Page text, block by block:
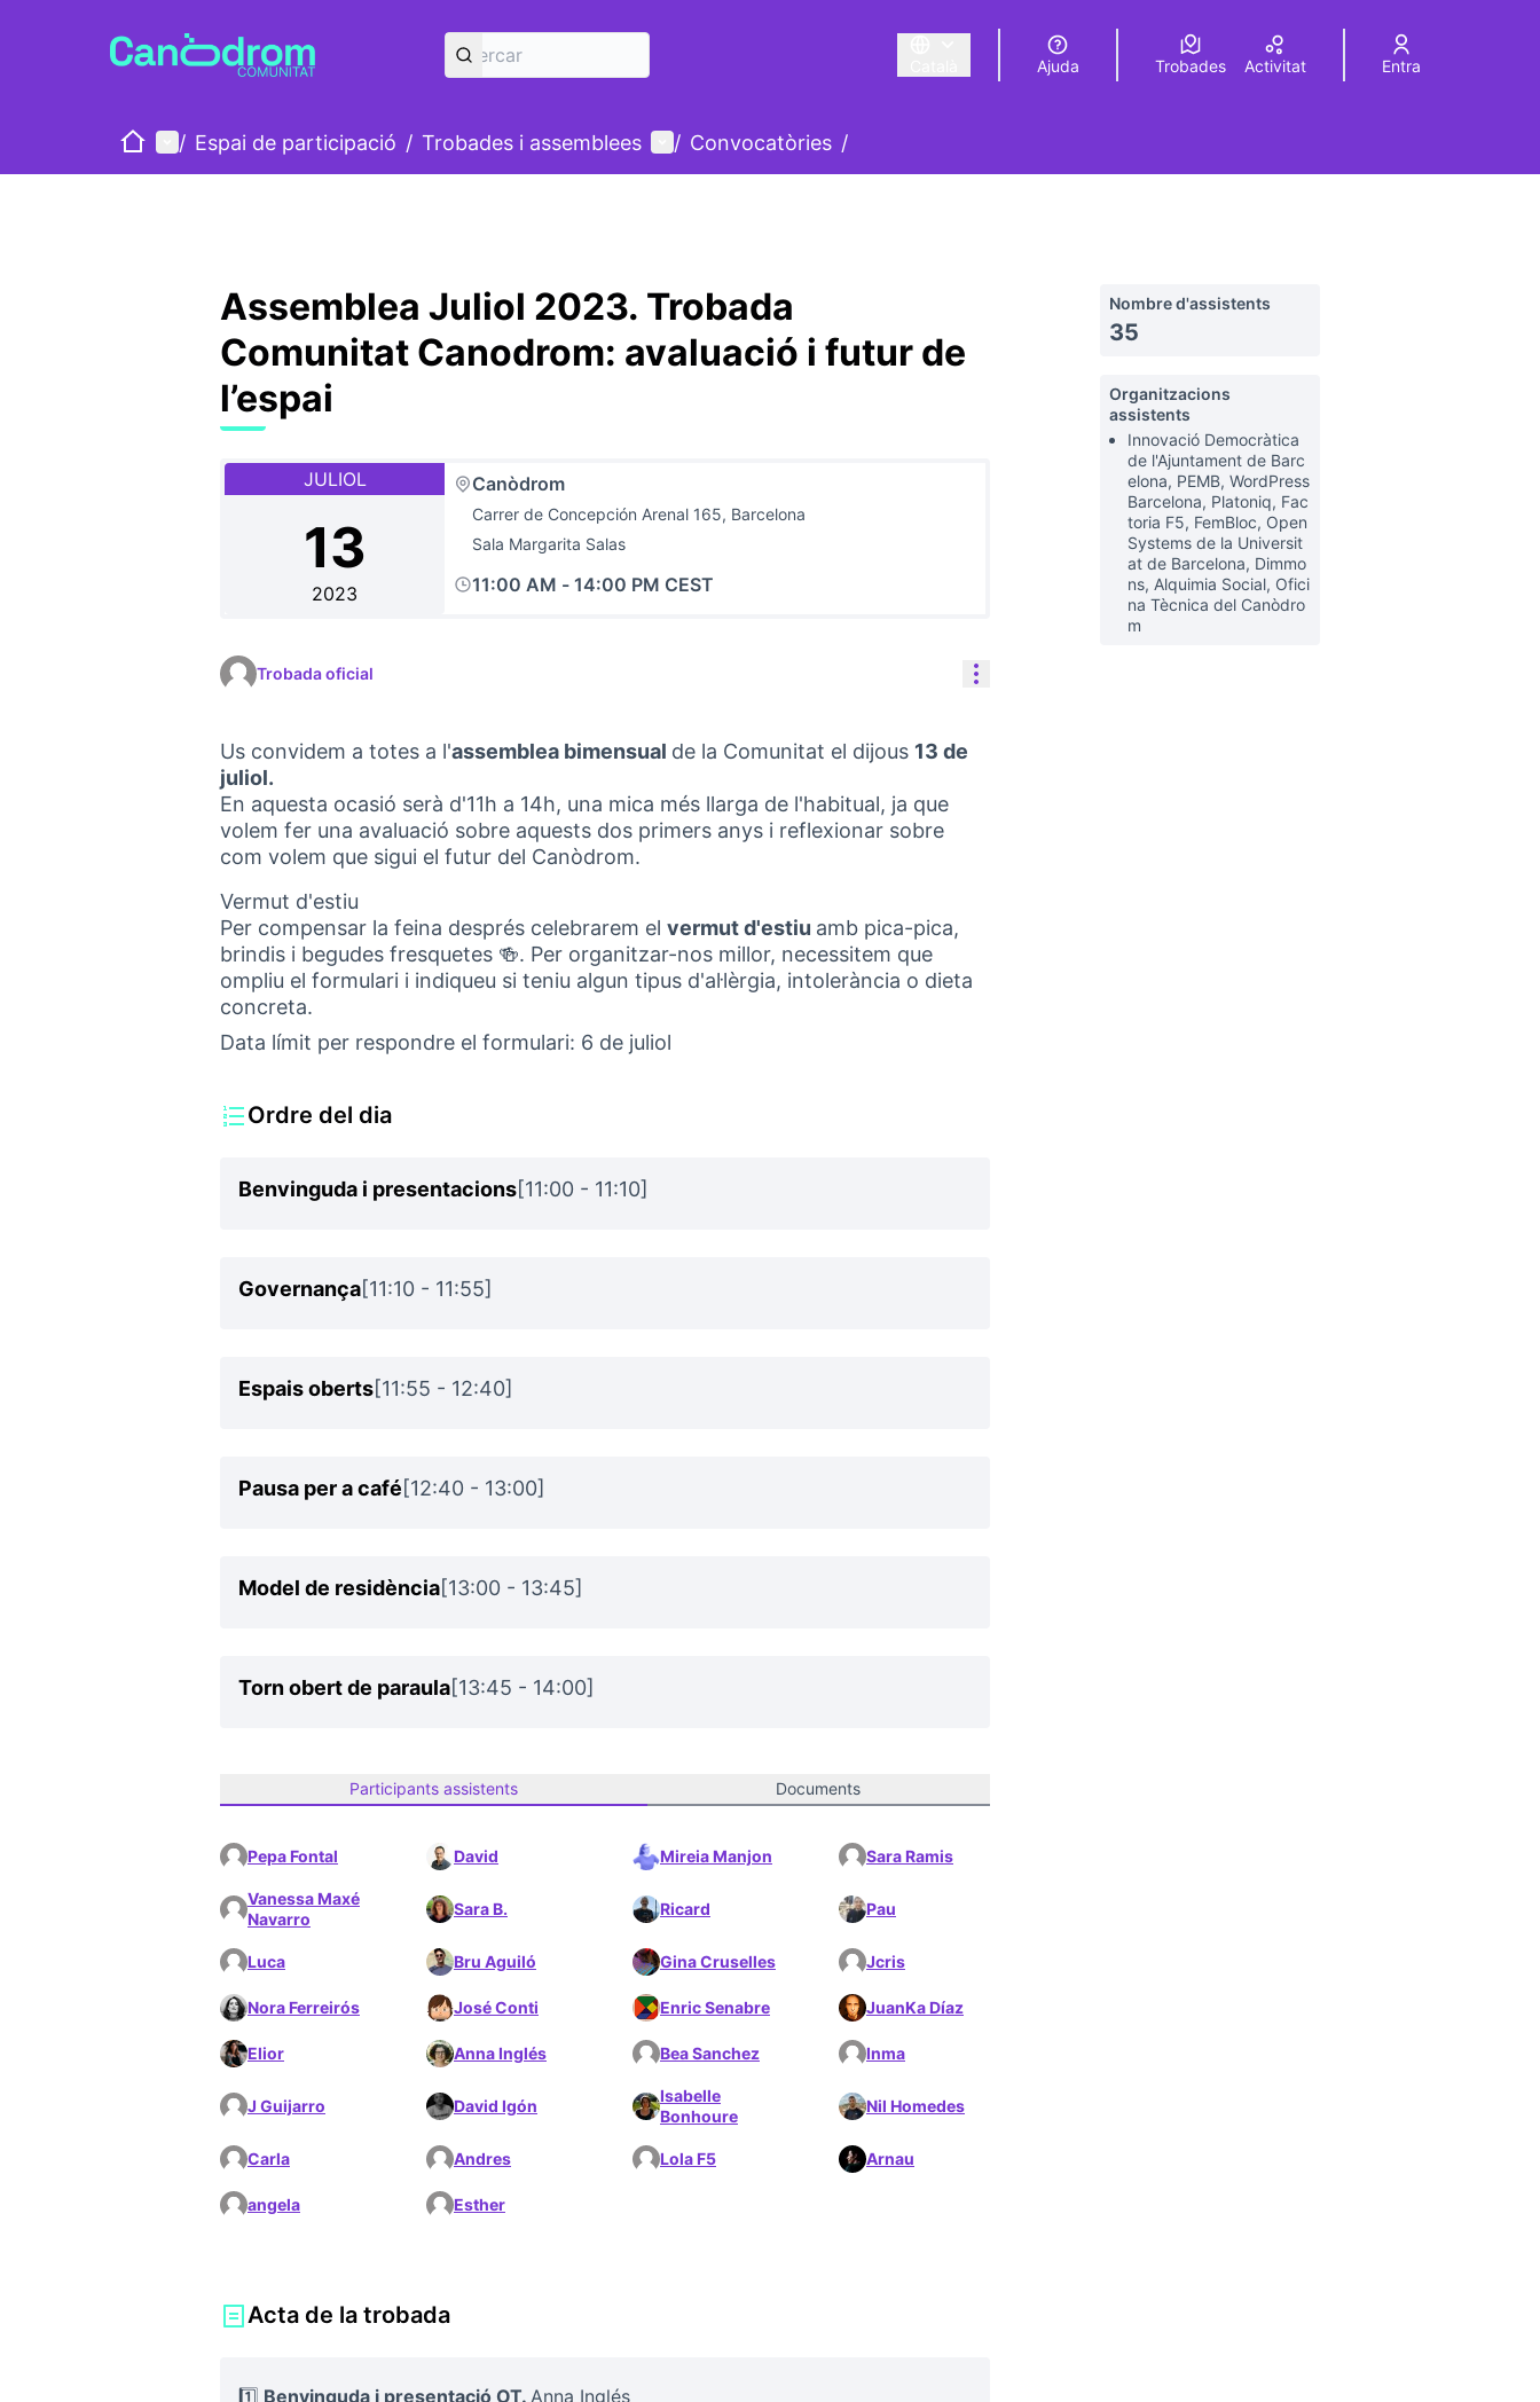
Triar la llengua Elegir el idioma Choose language
Ajuda Trobades Activitat Entra
IniciMenú principal
/ Espai de participació / Trobades i assemblees Menú d'usuari
/ Convocatòries /
Assemblea Juliol 2023. Trobada
Comunitat Canodrom: avaluació i futur de
l’espai
JULIOL
13
2023
Canòdrom
Carrer de Concepción Arenal 165, Barcelona
Sala Margarita Salas
11:00 AM - 14:00 PM CEST
Trobada oficial Controls de recursos
Us convidem a totes a l'assemblea bimensual de la Comunitat el dijous 13 de
juliol.
En aquesta ocasió serà d'11h a 14h, una mica més llarga de l'habitual, ja que
volem fer una avaluació sobre aquests dos primers anys i reflexionar sobre
com volem que sigui el futur del Canòdrom.
Vermut d'estiu
Per compensar la feina després celebrarem el vermut d'estiu amb pica-pica,
brindis i begudes fresquetes 🍻. Per organitzar-nos millor, necessitem que
ompliu el formulari i indiqueu si teniu algun tipus d'al·lèrgia, intolerància o dieta
concreta.
Data límit per respondre el formulari: 6 de juliol
Ordre del dia
Benvinguda i presentacions[11:00 - 11:10]
Governança[11:10 - 11:55]
Espais oberts[11:55 - 12:40]
Pausa per a café[12:40 - 13:00]
Model de residència[13:00 - 13:45]
Torn obert de paraula[13:45 - 14:00]
Participants assistents Documents
Pepa Fontal David Mireia Manjon Sara Ramis
Vanessa Maxé
Navarro
Sara B. Ricard Pau
Luca Bru Aguiló Gina Cruselles Jcris
Nora Ferreirós José Conti Enric Senabre JuanKa Díaz
Elior Anna Inglés Bea Sanchez Inma
J Guijarro David Igón
Isabelle
Bonhoure
Nil Homedes
Carla Andres Lola F5 Arnau
angela Esther
Acta de la trobada
1️⃣ Benvinguda i presentació OT. Anna Inglés
Nombre d'assistents
35
Organitzacions
assistents
Innovació Democràtica
de l'Ajuntament de Barc
elona, PEMB, WordPress
Barcelona, Platoniq, Fac
toria F5, FemBloc, Open
Systems de la Universit
at de Barcelona, Dimmo
ns, Alquimia Social, Ofici
na Tècnica del Canòdro
m